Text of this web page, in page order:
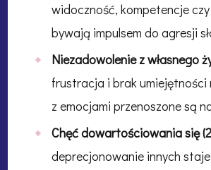
widoczność, kompetencje
bywają impulsem do agresji
Niezadowolenie z własnego
frustracja i brak umiejętności
z emocjami przenoszone są
Chęć dowartościowania się
deprecjonowanie innych